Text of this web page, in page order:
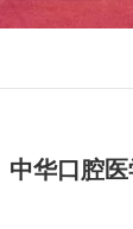
中华口腔